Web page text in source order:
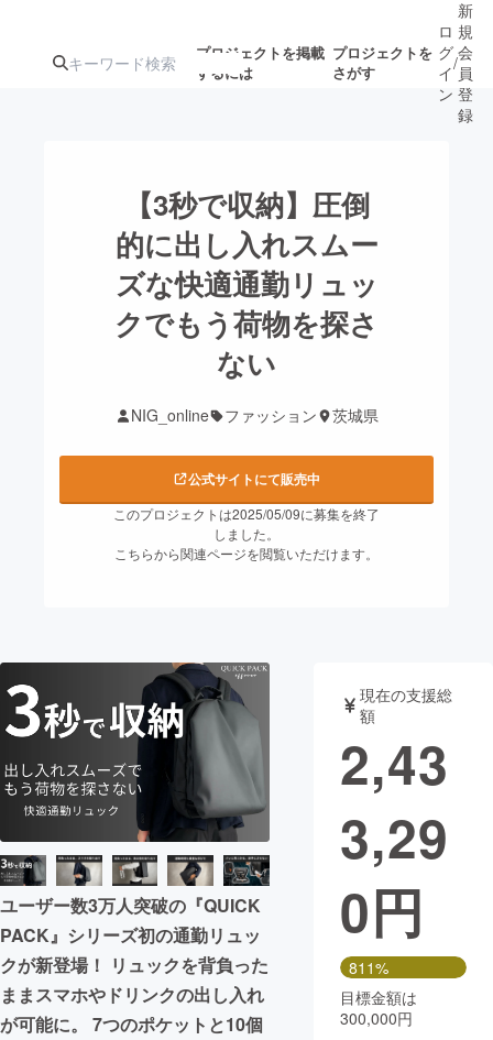
プロジェクトを掲載
するには
プロジェクトを
さがす
注目のリ
注目の新着プロ
ジェクト
募集終了が近いプ
ロジェクト
アート・写真
テクノロジー・ガジェット
映像・映画
ビジネス・起業
まちづくり・地域活性化
ロ
グ
イ
ン
/
新
規
会
員
登
録
【3秒で収納】圧倒
的に出し入れスムー
ズな快適通勤リュッ
クでもう荷物を探さ
ない
NIG_online ファッション 茨城県
公式サイトにて販売中
このプロジェクトは2025/05/09に募集を終了
しました。
こちらから関連ページを閲覧いただけます。
ユーザー数3万人突破の『QUICK
PACK』シリーズ初の通勤リュッ
クが新登場！ リュックを背負った
ままスマホやドリンクの出し入れ
が可能に。 7つのポケットと10個
現在の支援総
額
2,43
3,29
0円
811%
目標金額は
300,000円